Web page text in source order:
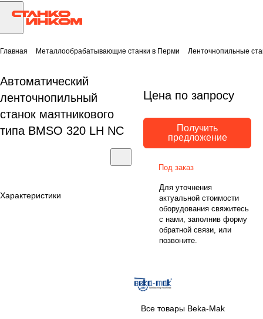
Главная Металлообрабатывающие станки в Перми Ленточнопильные
Автоматический
ленточнопильный
станок маятникового
типа BMSO 320 LH NC
Характеристики
Цена по запросу
Получить
предложение
Под заказ
Для уточнения
актуальной стоимости
оборудования свяжитесь
с нами, заполнив форму
обратной связи, или
позвоните.
Все товары Beka-Mak